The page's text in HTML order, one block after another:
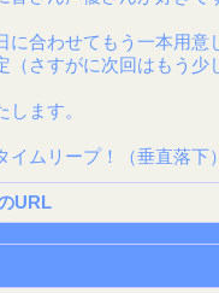
に合わせてもう一本用意
（さすがに次回はもう少
ます。
イムリープ！（垂直落下
URL